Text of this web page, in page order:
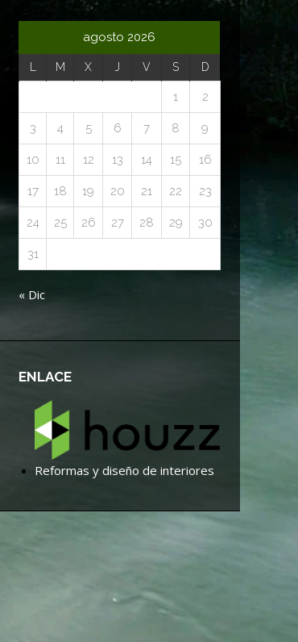
agosto 2026
L M X J V S D
1 2
3 4 5 6 7 8 9
10 11 12 13 14 15 16
17 18 19 20 21 22 23
24 25 26 27 28 29 30
31
« Dic
ENLACE
Reformas y diseño de interiores